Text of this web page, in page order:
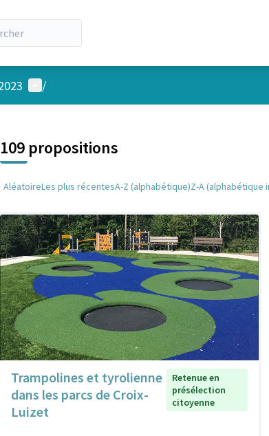
Menu utilisateur
/
109 propositions
AléatoireLes plus récentesA-Z (alphabétique)Z-A (alphabétique
Trampolines et tyrolienne
dans les parcs de Croix-
Luizet
Retenue en
présélection
citoyenne